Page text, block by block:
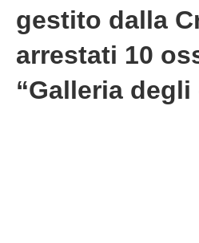
gestito dalla
arrestati 10
“Galleria degli